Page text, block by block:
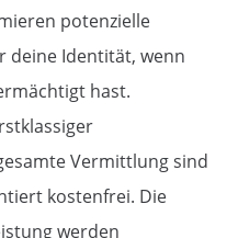
potenzielle
deine Identität, wenn
hast.
Vermittlung sind
kostenfrei. Die
werden